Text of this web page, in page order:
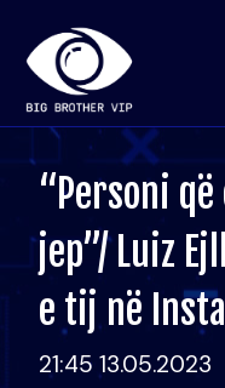
“Personi
jep”/ Luiz
e tij në
21:45 13.05.2023